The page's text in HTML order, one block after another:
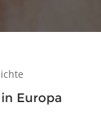
Europa